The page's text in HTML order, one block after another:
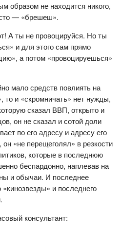
образом не находится никого,
— «брешеш».
А ты не провоцируйся. Но ты
и для этого сам прямо
а потом «провоцируешься»
мало средств повлиять на
то и «скромничать» нет нужды,
сказал ВВП, открыто и
он не сказал и сотой доли
по его адресу и адресу его
«не перещеголял» в резкости
которые в последнюю
беспардонно, наплевав на
и обычаи. И последнее
и последнего
консультант: